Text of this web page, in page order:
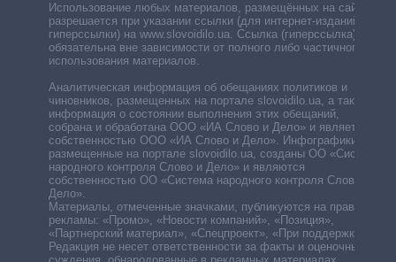
Использование любых материалов, размещённых на сайте,
разрешается при указании ссылки (для интернет-изданий —
гиперссылки) на www.slovoidilo.ua. Ссылка (гиперссылка)
обязательна вне зависимости от полного либо частичного
использования материалов.
Аналитическая информация об обещаниях политиков и
чиновников, размещенных на портале slovoidilo.ua, а также
информация о состоянии выполнения этих обещаний,
собрана и обработана ООО «ИА Слово и Дело» и является
собственностью ООО «ИА Слово и Дело». Инфографики,
размещенные на портале slovoidilo.ua, созданы ОО «Система
народного контроля Слово и Дело» и являются
собственностью ОО «Система народного контроля Слово и
Дело».
Материалы, отмеченные значками, публикуются на правах
рекламы: «Промо», «Новости компаний», «Позиция»,
«Партнерский материал», «Спецпроект», «При поддержке».
Редакция не несет ответственности за факты и оценочные